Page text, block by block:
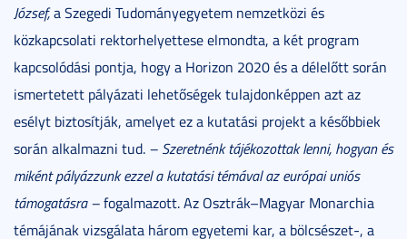
József,a Szegedi Tudományegyetem nemzetközi és
közkapcsolati rektorhelyettese elmondta, a két program
kapcsolódási pontja, hogy a Horizon 2020 és a délelőtt során
ismertetett pályázati lehetőségek tulajdonképpen azt az
esélyt biztosítják, amelyet ez a kutatási projekt a későbbiek
során alkalmazni tud. – Szeretnénk tájékozottak lenni, hogyan és
miként pályázzunk ezzel a kutatási témával az európai uniós
támogatásra –fogalmazott. Az Osztrák–Magyar Monarchia
témájának vizsgálata három egyetemi kar, a bölcsészet-, a